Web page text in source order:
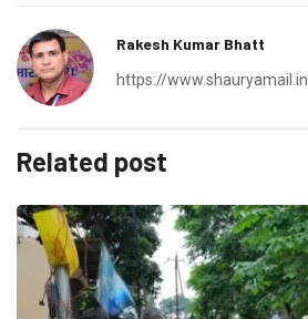
Rakesh Kumar Bhatt
https://www.shauryamail.in
Related post